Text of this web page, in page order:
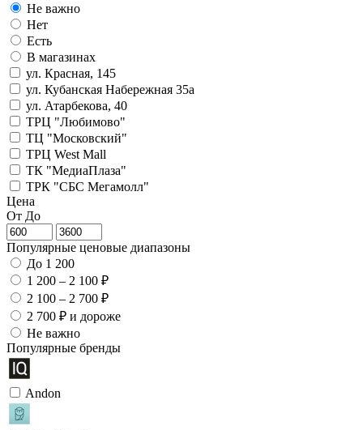
Не важно
Нет
Есть
В магазинах
ул. Красная, 145
ул. Кубанская Набережная 35а
ул. Атарбекова, 40
ТРЦ "Любимово"
ТЦ "Московский"
ТРЦ West Mall
ТК "МедиаПлаза"
ТРК "СБС Мегамолл"
Цена
От До
Популярные ценовые диапазоны
До 1 200
1 200 – 2 100 ₽
2 100 – 2 700 ₽
2 700 ₽ и дороже
Не важно
Популярные бренды
Andon